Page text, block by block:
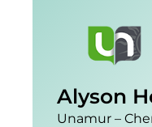
Alyson
Unamur –